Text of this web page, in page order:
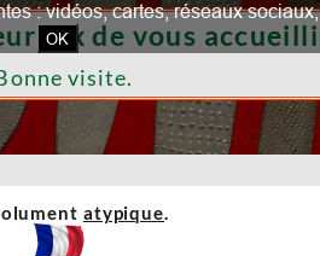
de vous
visite.
atypique.
: vidéos, cartes, réseaux
OK